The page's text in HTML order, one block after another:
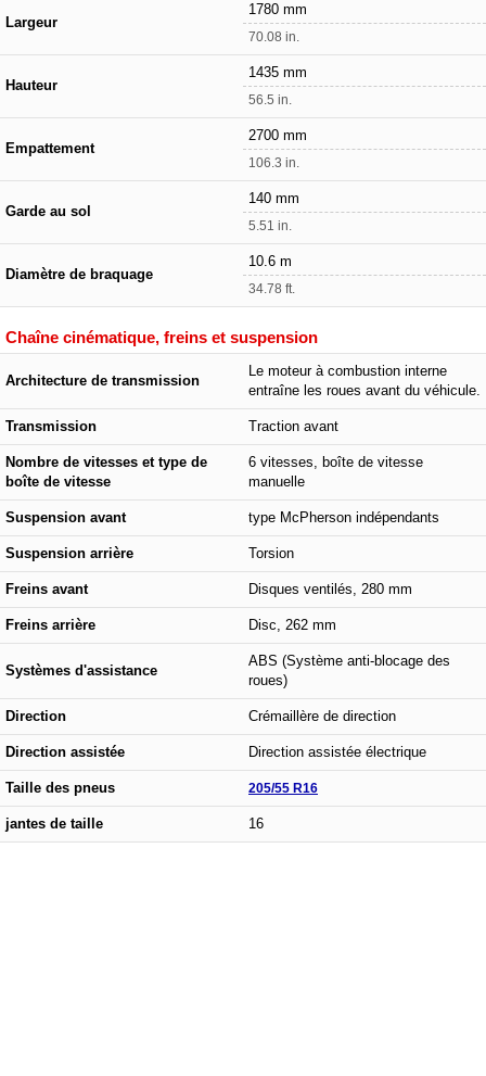
Largeur
1780 mm
70.08 in.
Hauteur
1435 mm
56.5 in.
Empattement
2700 mm
106.3 in.
Garde au sol
140 mm
5.51 in.
Diamètre de braquage
10.6 m
34.78 ft.
Chaîne cinématique, freins et suspension
Architecture de transmission
Le moteur à combustion interne
entraîne les roues avant du véhicule.
Transmission Traction avant
Nombre de vitesses et type de
boîte de vitesse
6 vitesses, boîte de vitesse
manuelle
Suspension avant type McPherson indépendants
Suspension arrière Torsion
Freins avant Disques ventilés, 280 mm
Freins arrière Disc, 262 mm
Systèmes d'assistance
ABS (Système anti-blocage des
roues)
Direction Crémaillère de direction
Direction assistée Direction assistée électrique
Taille des pneus 205/55 R16
jantes de taille 16